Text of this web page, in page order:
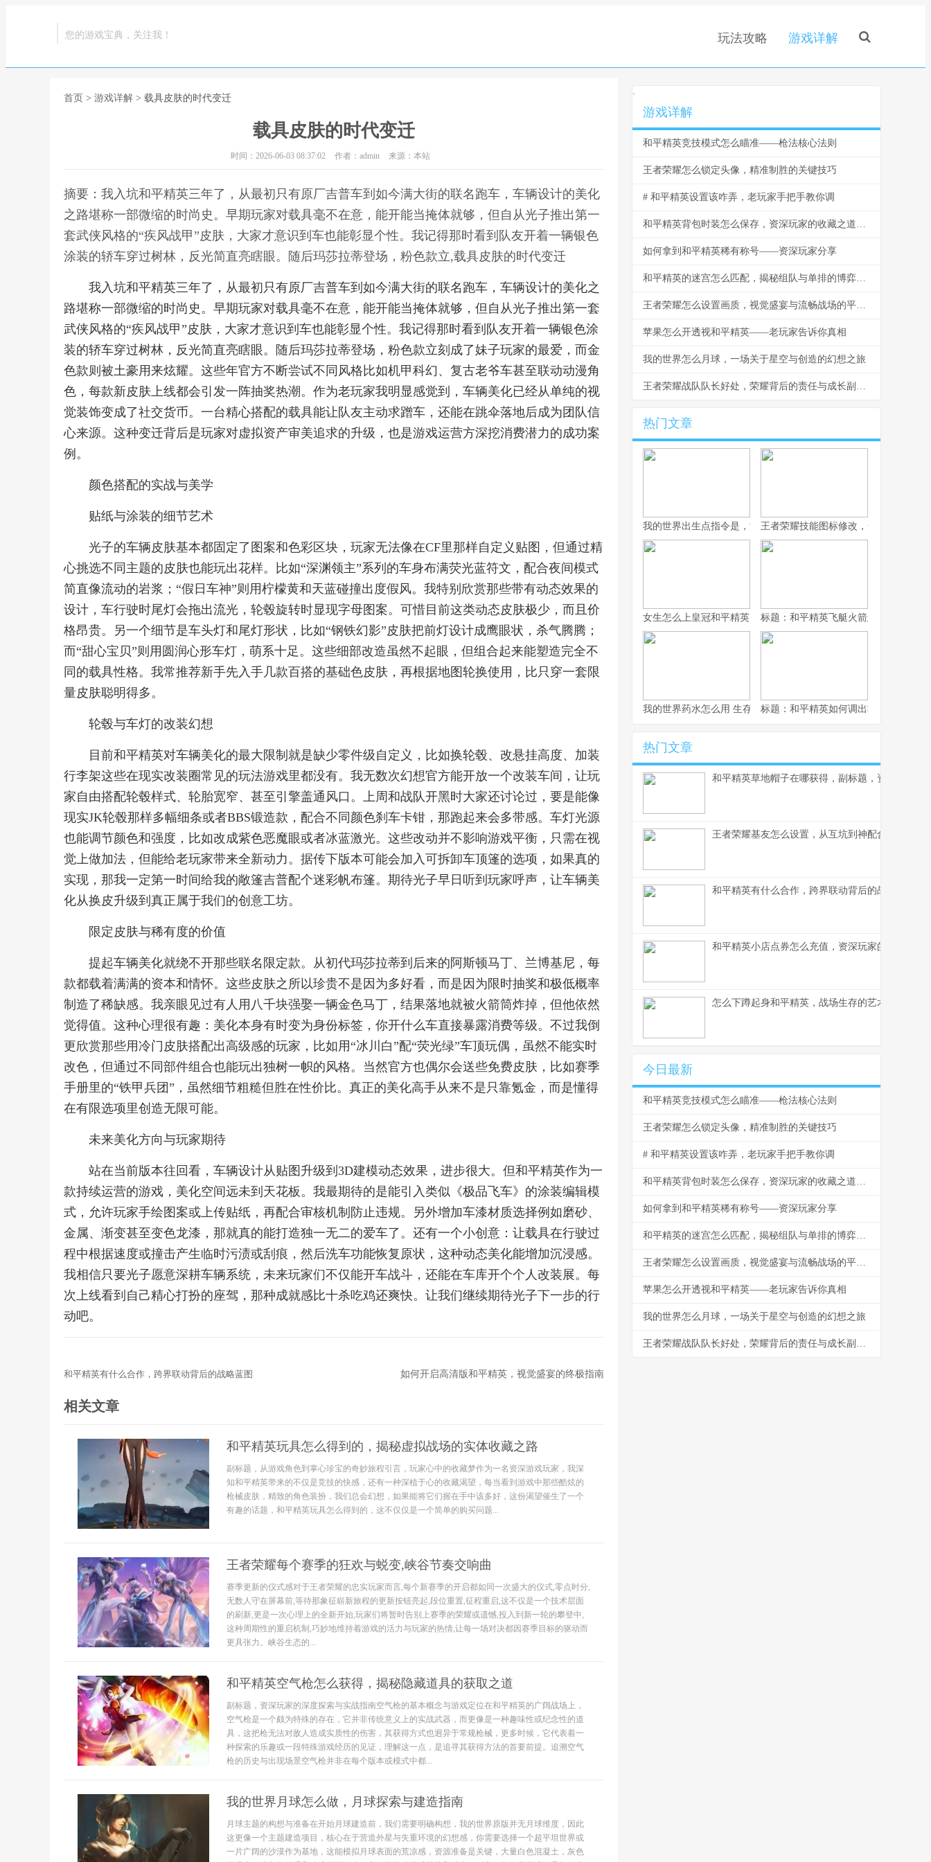
您的游戏宝典，关注我！ 玩法攻略 游戏详解
首页 > 游戏详解 > 载具皮肤的时代变迁
载具皮肤的时代变迁
时间：2026-06-03 08:37:02 作者：admin 来源：本站
摘要：我入坑和平精英三年了，从最初只有原厂吉普车到如今满大街的联名跑车，车辆设计的美化
之路堪称一部微缩的时尚史。早期玩家对载具毫不在意，能开能当掩体就够，但自从光子推出第一
套武侠风格的“疾风战甲”皮肤，大家才意识到车也能彰显个性。我记得那时看到队友开着一辆银色
涂装的轿车穿过树林，反光简直亮瞎眼。随后玛莎拉蒂登场，粉色款立,载具皮肤的时代变迁
我入坑和平精英三年了，从最初只有原厂吉普车到如今满大街的联名跑车，车辆设计的美化之
路堪称一部微缩的时尚史。早期玩家对载具毫不在意，能开能当掩体就够，但自从光子推出第一套
武侠风格的“疾风战甲”皮肤，大家才意识到车也能彰显个性。我记得那时看到队友开着一辆银色涂
装的轿车穿过树林，反光简直亮瞎眼。随后玛莎拉蒂登场，粉色款立刻成了妹子玩家的最爱，而金
色款则被土豪用来炫耀。这些年官方不断尝试不同风格比如机甲科幻、复古老爷车甚至联动动漫角
色，每款新皮肤上线都会引发一阵抽奖热潮。作为老玩家我明显感觉到，车辆美化已经从单纯的视
觉装饰变成了社交货币。一台精心搭配的载具能让队友主动求蹭车，还能在跳伞落地后成为团队信
心来源。这种变迁背后是玩家对虚拟资产审美追求的升级，也是游戏运营方深挖消费潜力的成功案
例。
颜色搭配的实战与美学
贴纸与涂装的细节艺术
光子的车辆皮肤基本都固定了图案和色彩区块，玩家无法像在CF里那样自定义贴图，但通过精
心挑选不同主题的皮肤也能玩出花样。比如“深渊领主”系列的车身布满荧光蓝符文，配合夜间模式
简直像流动的岩浆；“假日车神”则用柠檬黄和天蓝碰撞出度假风。我特别欣赏那些带有动态效果的
设计，车行驶时尾灯会拖出流光，轮毂旋转时显现字母图案。可惜目前这类动态皮肤极少，而且价
格昂贵。另一个细节是车头灯和尾灯形状，比如“钢铁幻影”皮肤把前灯设计成鹰眼状，杀气腾腾；
而“甜心宝贝”则用圆润心形车灯，萌系十足。这些细部改造虽然不起眼，但组合起来能塑造完全不
同的载具性格。我常推荐新手先入手几款百搭的基础色皮肤，再根据地图轮换使用，比只穿一套限
量皮肤聪明得多。
轮毂与车灯的改装幻想
目前和平精英对车辆美化的最大限制就是缺少零件级自定义，比如换轮毂、改悬挂高度、加装
行李架这些在现实改装圈常见的玩法游戏里都没有。我无数次幻想官方能开放一个改装车间，让玩
家自由搭配轮毂样式、轮胎宽窄、甚至引擎盖通风口。上周和战队开黑时大家还讨论过，要是能像
现实JK轮毂那样多幅细条或者BBS锻造款，配合不同颜色刹车卡钳，那跑起来会多带感。车灯光源
也能调节颜色和强度，比如改成紫色恶魔眼或者冰蓝激光。这些改动并不影响游戏平衡，只需在视
觉上做加法，但能给老玩家带来全新动力。据传下版本可能会加入可拆卸车顶篷的选项，如果真的
实现，那我一定第一时间给我的敞篷吉普配个迷彩帆布篷。期待光子早日听到玩家呼声，让车辆美
化从换皮升级到真正属于我们的创意工坊。
限定皮肤与稀有度的价值
提起车辆美化就绕不开那些联名限定款。从初代玛莎拉蒂到后来的阿斯顿马丁、兰博基尼，每
款都载着满满的资本和情怀。这些皮肤之所以珍贵不是因为多好看，而是因为限时抽奖和极低概率
制造了稀缺感。我亲眼见过有人用八千块强娶一辆金色马丁，结果落地就被火箭筒炸掉，但他依然
觉得值。这种心理很有趣：美化本身有时变为身份标签，你开什么车直接暴露消费等级。不过我倒
更欣赏那些用冷门皮肤搭配出高级感的玩家，比如用“冰川白”配“荧光绿”车顶玩偶，虽然不能实时
改色，但通过不同部件组合也能玩出独树一帜的风格。当然官方也偶尔会送些免费皮肤，比如赛季
手册里的“铁甲兵团”，虽然细节粗糙但胜在性价比。真正的美化高手从来不是只靠氪金，而是懂得
在有限选项里创造无限可能。
未来美化方向与玩家期待
站在当前版本往回看，车辆设计从贴图升级到3D建模动态效果，进步很大。但和平精英作为一
款持续运营的游戏，美化空间远未到天花板。我最期待的是能引入类似《极品飞车》的涂装编辑模
式，允许玩家手绘图案或上传贴纸，再配合审核机制防止违规。另外增加车漆材质选择例如磨砂、
金属、渐变甚至变色龙漆，那就真的能打造独一无二的爱车了。还有一个小创意：让载具在行驶过
程中根据速度或撞击产生临时污渍或刮痕，然后洗车功能恢复原状，这种动态美化能增加沉浸感。
我相信只要光子愿意深耕车辆系统，未来玩家们不仅能开车战斗，还能在车库开个个人改装展。每
次上线看到自己精心打扮的座驾，那种成就感比十杀吃鸡还爽快。让我们继续期待光子下一步的行
动吧。
和平精英有什么合作，跨界联动背后的战略蓝图 如何开启高清版和平精英，视觉盛宴的终极指南
相关文章
和平精英玩具怎么得到的，揭秘虚拟战场的实体收藏之路
副标题，从游戏角色到掌心珍宝的奇妙旅程引言，玩家心中的收藏梦作为一名资深游戏玩家，我深
知和平精英带来的不仅是竞技的快感，还有一种深植于心的收藏渴望，每当看到游戏中那些酷炫的
枪械皮肤，精致的角色装扮，我们总会幻想，如果能将它们握在手中该多好，这份渴望催生了一个
有趣的话题，和平精英玩具怎么得到的，这不仅仅是一个简单的购买问题...
王者荣耀每个赛季的狂欢与蜕变,峡谷节奏交响曲
赛季更新的仪式感对于王者荣耀的忠实玩家而言,每个新赛季的开启都如同一次盛大的仪式,零点时分,
无数人守在屏幕前,等待那象征崭新旅程的更新按钮亮起,段位重置,征程重启,这不仅是一个技术层面
的刷新,更是一次心理上的全新开始,玩家们将暂时告别上赛季的荣耀或遗憾,投入到新一轮的攀登中,
这种周期性的重启机制,巧妙地维持着游戏的活力与玩家的热情,让每一场对决都因赛季目标的驱动而
更具张力。峡谷生态的...
和平精英空气枪怎么获得，揭秘隐藏道具的获取之道
副标题，资深玩家的深度探索与实战指南空气枪的基本概念与游戏定位在和平精英的广阔战场上，
空气枪是一个颇为特殊的存在，它并非传统意义上的实战武器，而更像是一种趣味性或纪念性的道
具，这把枪无法对敌人造成实质性的伤害，其获得方式也迥异于常规枪械，更多时候，它代表着一
种探索的乐趣或一段特殊游戏经历的见证，理解这一点，是追寻其获得方法的首要前提。追溯空气
枪的历史与出现场景空气枪并非在每个版本或模式中都...
我的世界月球怎么做，月球探索与建造指南
月球主题的构想与准备在开始月球建造前，我们需要明确构想，我的世界原版并无月球维度，因此
这更像一个主题建造项目，核心在于营造外星与失重环境的幻想感，你需要选择一个超平坦世界或
一片广阔的沙漠作为基地，这能模拟月球表面的荒凉感，资源准备是关键，大量白色混凝土，灰色
.
游戏详解
和平精英竞技模式怎么瞄准——枪法核心法则
王者荣耀怎么锁定头像，精准制胜的关键技巧
# 和平精英设置该咋弄，老玩家手把手教你调
和平精英背包时装怎么保存，资深玩家的收藏之道，副标题，虚拟衣橱的永恒艺术
如何拿到和平精英稀有称号——资深玩家分享
和平精英的迷宫怎么匹配，揭秘组队与单排的博弈之道
王者荣耀怎么设置画质，视觉盛宴与流畅战场的平衡艺术，副标题，资深玩家的画质调优指南
苹果怎么开透视和平精英——老玩家告诉你真相
我的世界怎么月球，一场关于星空与创造的幻想之旅
王者荣耀战队队长好处，荣耀背后的责任与成长副标题
热门文章
我的世界出生点指令是，游戏世界的精准锚点，副标题，资深玩家
王者荣耀技能图标修改，一次视觉与体
女生怎么上皇冠和平精英，战术思维与团队致胜之道
标题：和平精英飞艇火箭怎么坐，资深
我的世界药水怎么用 生存大师的药水使用艺术标题：和平精英如何调出轮盘，资深玩
热门文章
和平精英草地帽子在哪获得，副标题，资深玩家深
王者荣耀基友怎么设置，从互坑到神配合的蜕变
和平精英有什么合作，跨界联动背后的战略蓝图
和平精英小店点券怎么充值，资深玩家的完整指南
怎么下蹲起身和平精英，战场生存的艺术
今日最新
和平精英竞技模式怎么瞄准——枪法核心法则
王者荣耀怎么锁定头像，精准制胜的关键技巧
# 和平精英设置该咋弄，老玩家手把手教你调
和平精英背包时装怎么保存，资深玩家的收藏之道，副标题，虚拟衣橱的永恒艺术
如何拿到和平精英稀有称号——资深玩家分享
和平精英的迷宫怎么匹配，揭秘组队与单排的博弈之道
王者荣耀怎么设置画质，视觉盛宴与流畅战场的平衡艺术，副标题，资深玩家的画质调优指南
苹果怎么开透视和平精英——老玩家告诉你真相
我的世界怎么月球，一场关于星空与创造的幻想之旅
王者荣耀战队队长好处，荣耀背后的责任与成长副标题